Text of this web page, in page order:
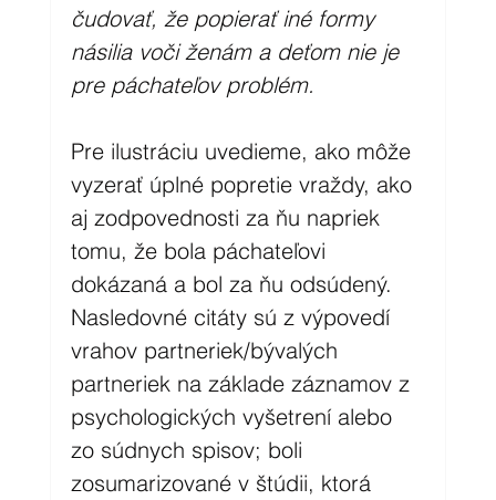
čudovať, že popierať iné formy
násilia voči ženám a deťom nie je
pre páchateľov problém.
Pre ilustráciu uvedieme, ako môže
vyzerať úplné popretie vraždy, ako
aj zodpovednosti za ňu napriek
tomu, že bola páchateľovi
dokázaná a bol za ňu odsúdený.
Nasledovné citáty sú z výpovedí
vrahov partneriek/bývalých
partneriek na základe záznamov z
psychologických vyšetrení alebo
zo súdnych spisov; boli
zosumarizované v štúdii, ktorá